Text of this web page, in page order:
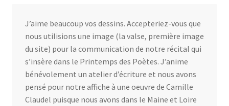
J’aime beaucoup vos dessins. Accepteriez-vous que
nous utilisions une image (la valse, première image
du site) pour la communication de notre récital qui
s’insère dans le Printemps des Poètes. J’anime
bénévolement un atelier d’écriture et nous avons
pensé pour notre affiche à une oeuvre de Camille
Claudel puisque nous avons dans le Maine et Loire